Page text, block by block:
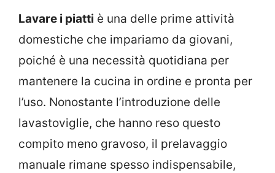
Lavare i piatti è una delle prime attività
domestiche che impariamo da giovani,
poiché è una necessità quotidiana per
mantenere la cucina in ordine e pronta per
l’uso. Nonostante l’introduzione delle
lavastoviglie, che hanno reso questo
compito meno gravoso, il prelavaggio
manuale rimane spesso indispensabile,